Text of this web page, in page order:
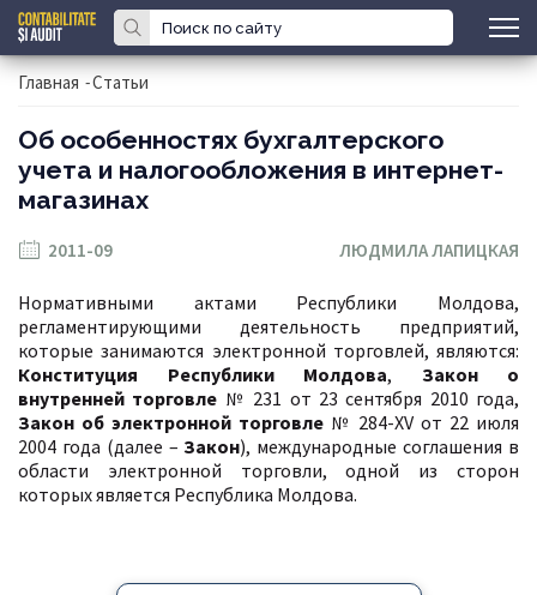
Главная -Статьи
Об особенностях бухгалтерского
учета и налогообложения в интернет-
магазинах
2011-09 ЛЮДМИЛА ЛАПИЦКАЯ
Нормативными актами Республики Молдова,
регламентирующими деятельность предприятий,
которые занимаются электронной торговлей, являются:
Конституция Республики Молдова, Закон о
внутренней торговле № 231 от 23 сентября 2010 года,
Закон об электронной торговле № 284-XV от 22 июля
2004 года (далее –Закон), международные соглашения в
области электронной торговли, одной из сторон
которых является Республика Молдова.